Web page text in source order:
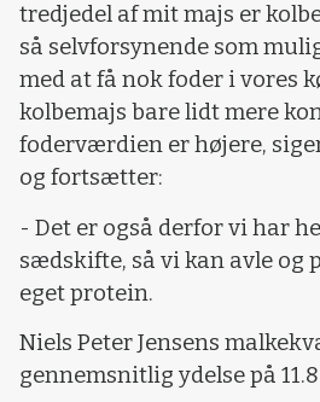
tredjedel af mit majs er
så selvforsynende som
med at få nok foder i vores
kolbemajs bare lidt mere
foderværdien er højere,
og fortsætter:
- Det er også derfor vi har
sædskifte, så vi kan avle og
eget protein.
Niels Peter Jensens
gennemsnitlig ydelse på